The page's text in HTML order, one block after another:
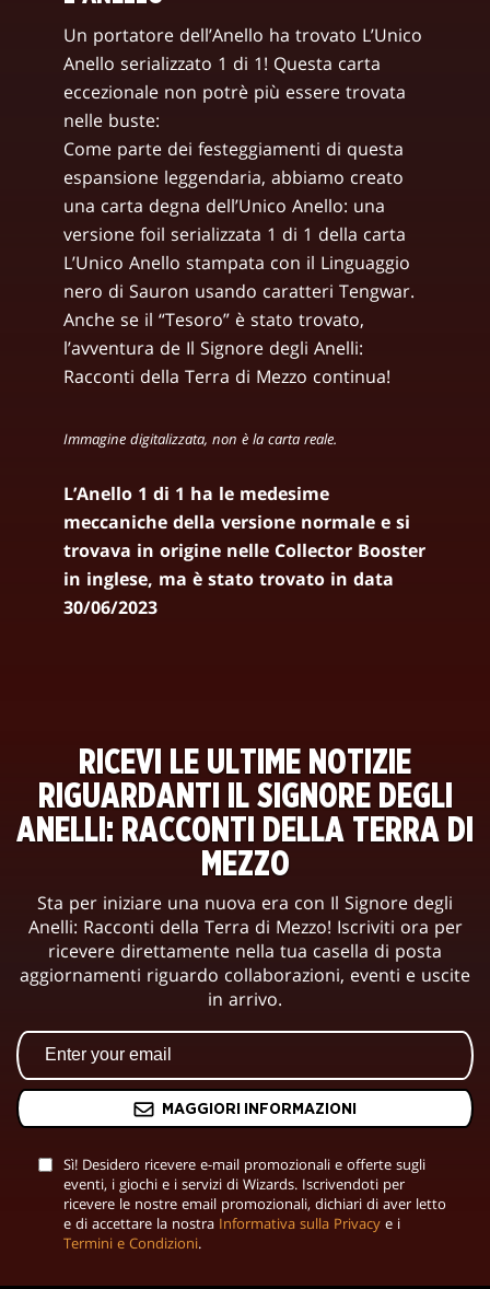
Un portatore dell’Anello ha trovato L’Unico
Anello serializzato 1 di 1! Questa carta
eccezionale non potrè più essere trovata
nelle buste:
Come parte dei festeggiamenti di questa
espansione leggendaria, abbiamo creato
una carta degna dell’Unico Anello: una
versione foil serializzata 1 di 1 della carta
L’Unico Anello stampata con il Linguaggio
nero di Sauron usando caratteri Tengwar.
Anche se il “Tesoro” è stato trovato,
l’avventura de Il Signore degli Anelli:
Racconti della Terra di Mezzo continua!
Immagine digitalizzata, non è la carta reale.
L’Anello 1 di 1 ha le medesime
meccaniche della versione normale e si
trovava in origine nelle Collector Booster
in inglese, ma è stato trovato in data
30/06/2023
RICEVI LE ULTIME NOTIZIE
RIGUARDANTI IL SIGNORE DEGLI
ANELLI: RACCONTI DELLA TERRA DI
MEZZO
Sta per iniziare una nuova era con Il Signore degli
Anelli: Racconti della Terra di Mezzo! Iscriviti ora per
ricevere direttamente nella tua casella di posta
aggiornamenti riguardo collaborazioni, eventi e uscite
in arrivo.
MAGGIORI INFORMAZIONI
Sì! Desidero ricevere e-mail promozionali e offerte sugli
eventi, i giochi e i servizi di Wizards. Iscrivendoti per
ricevere le nostre email promozionali, dichiari di aver letto
e di accettare la nostra Informativa sulla Privacy e i
Termini e Condizioni.